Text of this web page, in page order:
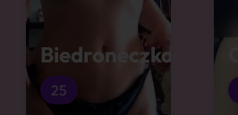
Biedroneczka
25